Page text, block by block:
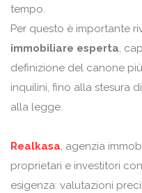
tempo.
Per questo è importante
immobiliare esperta,
definizione del canone
inquilini, fino alla stesura
alla legge.
Realkasa, agenzia
proprietari e investitori
esigenza: valutazioni